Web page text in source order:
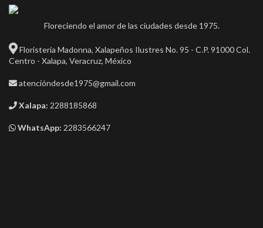
Floreciendo el amor de las ciudades desde 1975.
Floristería Madonna, Xalapeños Ilustres No. 95 - C.P. 91000 Col.
Centro - Xalapa, Veracruz, México
atencióndesde1975@gmail.com
Xalapa: 2288185868
WhatsApp: 2283566247